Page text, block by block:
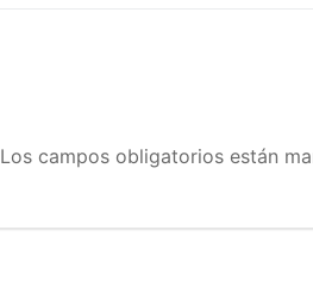
Los campos obligatorios están